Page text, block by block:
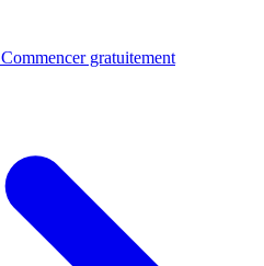
Commencer gratuitement